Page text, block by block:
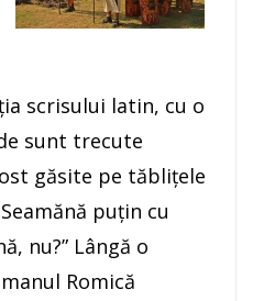
scrisului latin, cu o
sunt trecute
găsite pe tăblițele
puțin cu
nu?” Lângă o
Romică